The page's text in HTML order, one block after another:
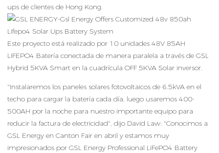
ups de clientes de Hong Kong.
Este proyecto está realizado por 10 unidades 48V 85AH
LIFEPO4 Batería conectada de manera paralela a través de GSL
Hybrid 5KVA Smart en la cuadrícula OFF 5KVA Solar inversor.
"Instalaremos los paneles solares fotovoltaicos de 6.5kVA en el
techo para cargar la batería cada día, luego usaremos 400-
500AH por la noche para nuestro importante equipo para
reducir la factura de electricidad", dijo David Law: "Conocimos a
GSL Energy en Canton Fair en abril y estamos muy
impresionados por GSL Energy Professional LiFePO4 Battery